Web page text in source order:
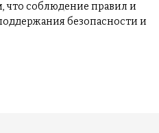
что соблюдение правил и
безопасности и